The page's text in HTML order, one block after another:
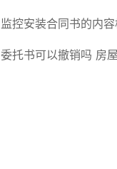
承包合同内容介绍
监控安装合同书的内容
般包括这些条款
委托书可以撤销吗 房屋买卖公证可